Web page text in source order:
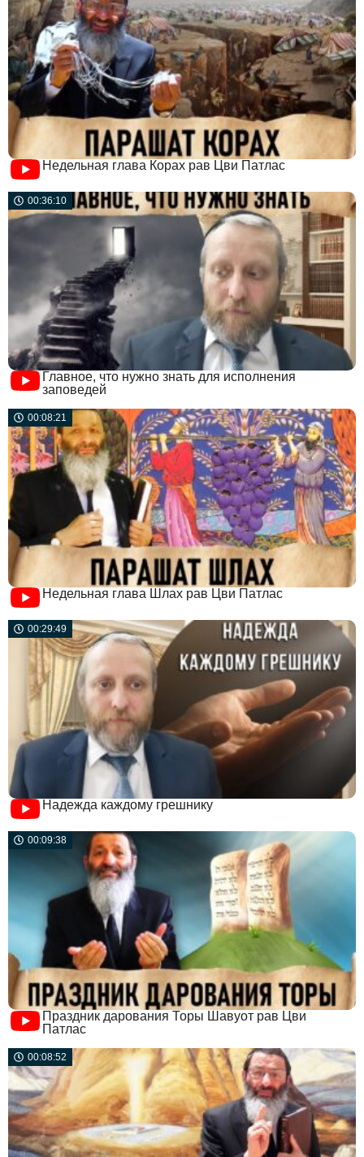
Недельная глава Корах рав Цви Патлас
00:36:10
Главное, что нужно знать для исполнения
заповедей
00:08:21
Недельная глава Шлах рав Цви Патлас
00:29:49
Надежда каждому грешнику
00:09:38
Праздник дарования Торы Шавуот рав Цви
Патлас
00:08:52